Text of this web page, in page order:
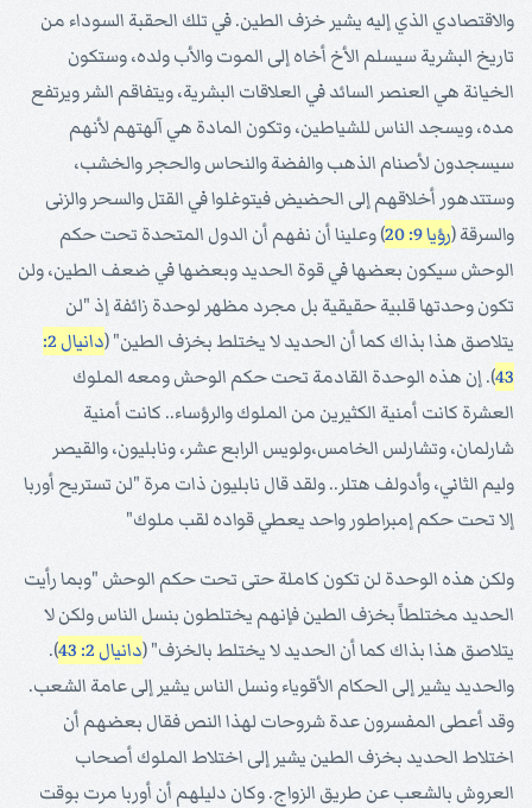
والاقتصادي الذي إليه يشير خزف الطين. في تلك الحقبة السوداء من
تاريخ البشرية سيسلم الأخ أخاه إلى الموت والأب ولده، وستكون
الخيانة هي العنصر السائد في العلاقات البشرية، ويتفاقم الشر ويرتفع
مده، ويسجد الناس للشياطين، وتكون المادة هي آلهتهم لأنهم
سيسجدون لأصنام الذهب والفضة والنحاس والحجر والخشب،
وستتدهور أخلاقهم إلى الحضيض فيتوغلوا في القتل والسحر والزنى
والسرقة (رؤيا 9: 20
) وعلينا أن نفهم أن الدول المتحدة تحت حكم
الوحش سيكون بعضها في قوة الحديد وبعضها في ضعف الطين، ولن
تكون وحدتها قلبية حقيقية بل مجرد مظهر لوحدة زائفة إذ "لن
يتلاصق هذا بذاك كما أن الحديد لا يختلط بخزف الطين" (
دانيال 2:
43). إن هذه الوحدة القادمة تحت حكم الوحش ومعه الملوك
العشرة كانت أمنية الكثيرين من الملوك والرؤساء.. كانت أمنية
شارلمان، وتشارلس الخامس،ولويس الرابع عشر، ونابليون، والقيصر
وليم الثاني، وأدولف هتلر.. ولقد قال نابليون ذات مرة "لن تستريح أوربا
إلا تحت حكم إمبراطور واحد يعطي قواده لقب ملوك"
ولكن هذه الوحدة لن تكون كاملة حتى تحت حكم الوحش "وبما رأيت
الحديد مختلطاً بخزف الطين فإنهم يختلطون بنسل الناس ولكن لا
يتلاصق هذا بذاك كما أن الحديد لا يختلط بالخزف" (دانيال 2: 43
).
والحديد يشير إلى الحكام الأقوياء ونسل الناس يشير إلى عامة الشعب.
وقد أعطى المفسرون عدة شروحات لهذا النص فقال بعضهم أن
اختلاط الحديد بخزف الطين يشير إلى اختلاط الملوك أصحاب
العروش بالشعب عن طريق الزواج. وكان دليلهم أن أوربا مرت بوقت